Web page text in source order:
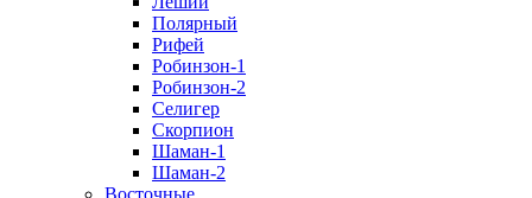
Полярный
Рифей
Робинзон-1
Робинзон-2
Селигер
Скорпион
Шаман-1
Шаман-2
Восточные